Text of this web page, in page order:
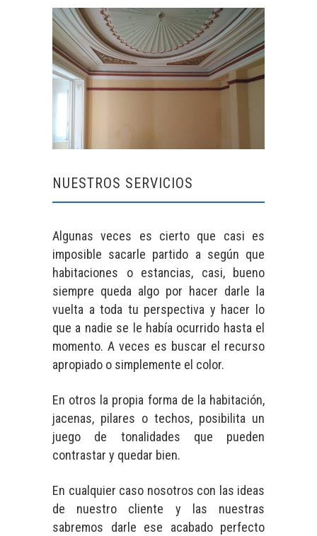
NUESTROS SERVICIOS
Algunas veces es cierto que casi es
imposible sacarle partido a según que
habitaciones o estancias, casi, bueno
siempre queda algo por hacer darle la
vuelta a toda tu perspectiva y hacer lo
que a nadie se le había ocurrido hasta el
momento. A veces es buscar el recurso
apropiado o simplemente el color.
En otros la propia forma de la habitación,
jacenas, pilares o techos, posibilita un
juego de tonalidades que pueden
contrastar y quedar bien.
En cualquier caso nosotros con las ideas
de nuestro cliente y las nuestras
sabremos darle ese acabado perfecto